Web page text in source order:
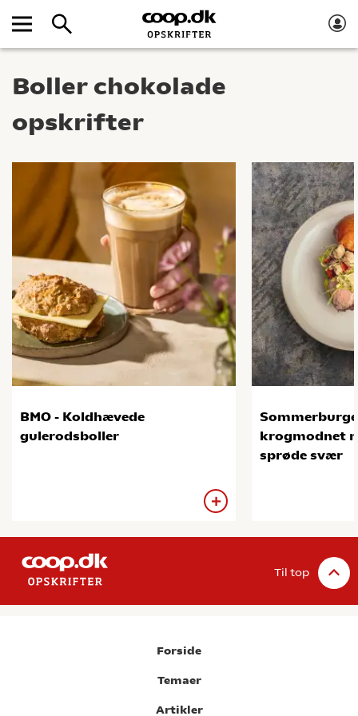
Boller chokolade
opskrifter
BMO - Koldhævede
gulerodsboller
krogmodnet
sprøde svær
Til top
Forside
Temaer
Artikler